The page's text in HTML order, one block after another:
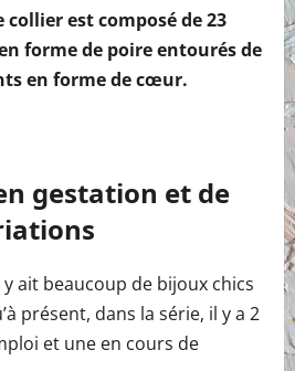
collier est composé de 23
forme de poire entourés de
en forme de cœur.
gestation et de
y ait beaucoup de bijoux chics
présent, dans la série, il y a 2
et une en cours de